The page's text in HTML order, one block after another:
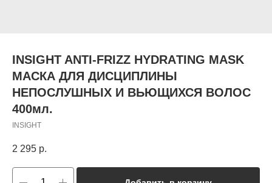
INSIGHT ANTI-FRIZZ HYDRAТING MASK
МАСКА ДЛЯ ДИСЦИПЛИНЫ
НЕПОСЛУШНЫХ И ВЬЮЩИХСЯ ВОЛОС
400мл.
INSIGHT
2 295 р.